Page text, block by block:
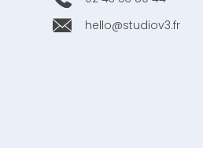
hello@studiov3.fr